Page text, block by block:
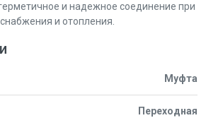
и надежное соединение при
и отопления.
Муфта
Переходная